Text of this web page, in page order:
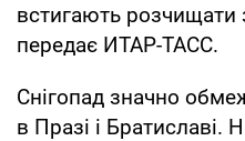
встигають розчищати
передає ИТАР-ТАСС.
Снігопад значно
в Празі і Братиславі.